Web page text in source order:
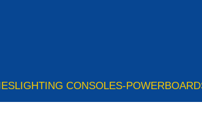
LIGHTING CONSOLES-